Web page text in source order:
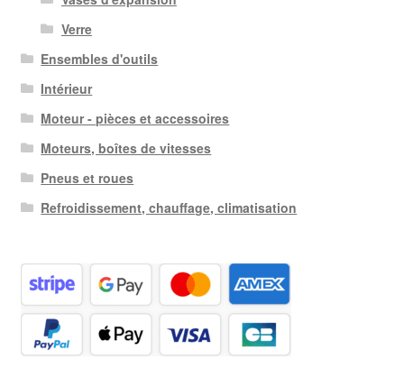
Verre
Ensembles d'outils
Intérieur
Moteur - pièces et accessoires
Moteurs, boîtes de vitesses
Pneus et roues
Refroidissement, chauffage, climatisation